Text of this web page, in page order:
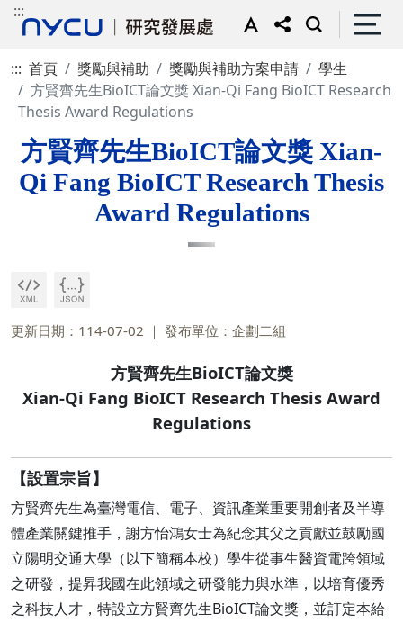
:::
::: 首頁 獎勵與補助 獎勵與補助方案申請
學生
方賢齊先生BioICT論文獎 Xian-Qi Fang BioICT Research
Thesis Award Regulations
方賢齊先生BioICT論文獎 Xian-
Qi Fang BioICT Research Thesis
Award Regulations
更新日期：114-07-02 發布單位：企劃二組
方賢齊先生BioICT論文獎
Xian-Qi Fang BioICT Research Thesis Award
Regulations
【設置宗旨】
方賢齊先生為臺灣電信、電子、資訊產業重要開創者及半導
體產業關鍵推手，謝方怡鴻女士為紀念其父之貢獻並鼓勵國
立陽明交通大學（以下簡稱本校）學生從事生醫資電跨領域
之研發，提昇我國在此領域之研發能力與水準，以培育優秀
之科技人才，特設立方賢齊先生BioICT論文獎，並訂定本給